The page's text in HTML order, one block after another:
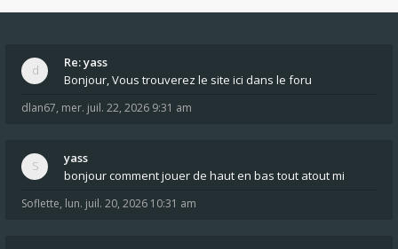
Re: yass
Bonjour, Vous trouverez le site ici dans le foru
dlan67, mer. juil. 22, 2026 9:31 am
yass
bonjour comment jouer de haut en bas tout atout mi
Soflette, lun. juil. 20, 2026 10:31 am